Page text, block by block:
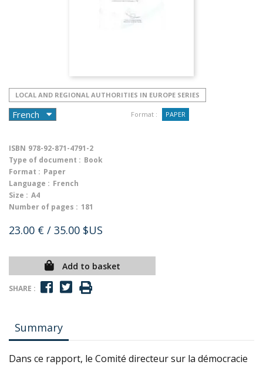
LOCAL AND REGIONAL AUTHORITIES IN EUROPE SERIES
Format : PAPER
ISBN 978-92-871-4791-2
Type of document : Book
Format : Paper
Language : French
Size : A4
Number of pages : 181
23.00 € / 35.00 $US
Add to basket
SHARE :
Summary
Dans ce rapport, le Comité directeur sur la démocracie